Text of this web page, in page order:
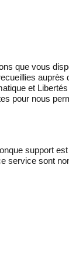
que vous
et
pour nous
support
service sont